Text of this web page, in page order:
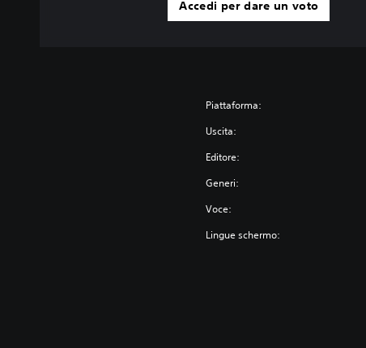
Accedi per dare un voto
Piattaforma:
Uscita:
Editore:
Generi:
Voce:
Lingue schermo: